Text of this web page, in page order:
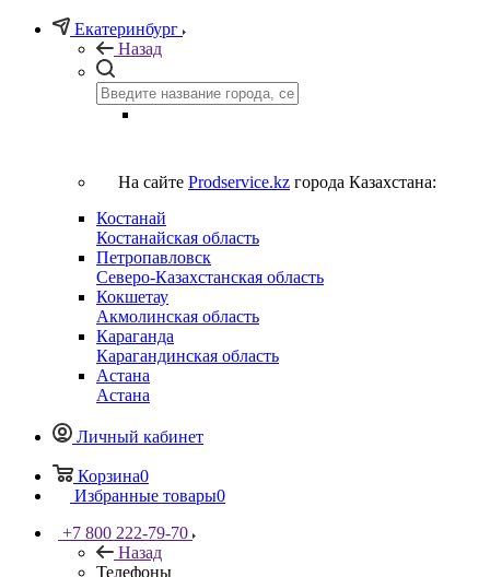
Екатеринбург
Назад
На сайте Prodservice.kz города Казахстана:
Костанай
Костанайская область
Петропавловск
Северо-Казахстанская область
Кокшетау
Акмолинская область
Караганда
Карагандинская область
Астана
Астана
Личный кабинет
Корзина0
Избранные товары0
+7 800 222-79-70
Назад
Телефоны